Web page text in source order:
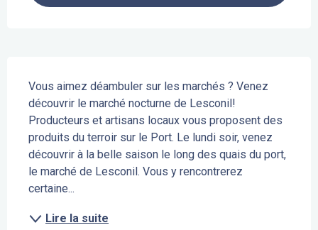
Vous aimez déambuler sur les marchés ? Venez
découvrir le marché nocturne de Lesconil!
Producteurs et artisans locaux vous proposent des
produits du terroir sur le Port. Le lundi soir, venez
découvrir à la belle saison le long des quais du port,
le marché de Lesconil. Vous y rencontrerez
certaine...
Lire la suite